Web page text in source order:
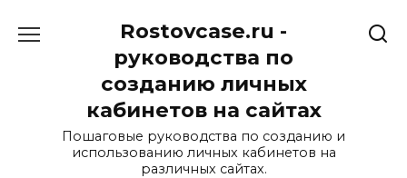
Rostovcase.ru -
руководства по
созданию личных
кабинетов на сайтах
Пошаговые руководства по созданию и
использованию личных кабинетов на
различных сайтах.